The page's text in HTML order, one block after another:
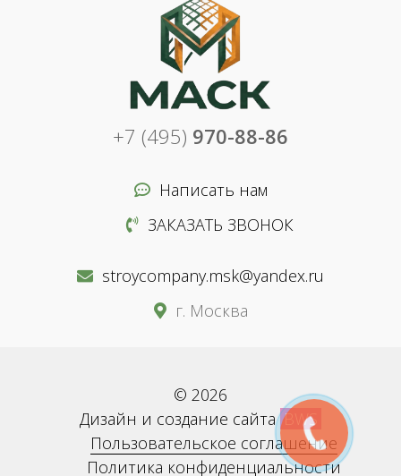
+7 (495) 970-88-86
Написать нам
ЗАКАЗАТЬ ЗВОНОК
stroycompany.msk@yandex.ru
г. Москва
© 2026
Дизайн и создание сайтаBWS
Пользовательское соглашение
Политика конфиденциальности